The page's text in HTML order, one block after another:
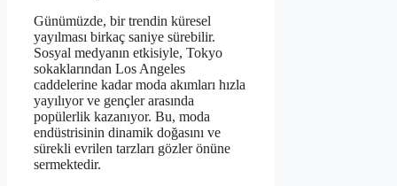
Günümüzde, bir trendin küresel
yayılması birkaç saniye sürebilir.
Sosyal medyanın etkisiyle, Tokyo
sokaklarından Los Angeles
caddelerine kadar moda akımları hızla
yayılıyor ve gençler arasında
popülerlik kazanıyor. Bu, moda
endüstrisinin dinamik doğasını ve
sürekli evrilen tarzları gözler önüne
sermektedir.